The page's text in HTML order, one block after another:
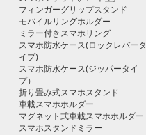
フィンガーグリップスタンド
モバイルリングホルダー
ミラー付きスマホリング
スマホ防水ケース(ロックレバータ
イプ)
スマホ防水ケース(ジッパータイ
プ）
折り畳み式スマホスタンド
車載スマホホルダー
マグネット式車載スマホホルダー
スマホスタンドミラー